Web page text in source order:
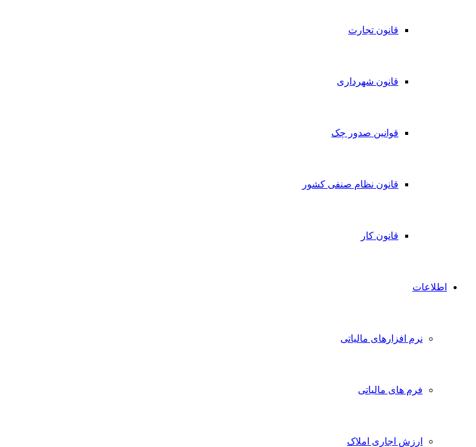
قانون تجارت
قانون شهرداری
قوانین صدور چک
قانون نظام صنفی کشور
قانون کار
اطلاعات
نرم افزارهای مالیاتی
فرم های مالیاتی
ارزش اجاری املاک